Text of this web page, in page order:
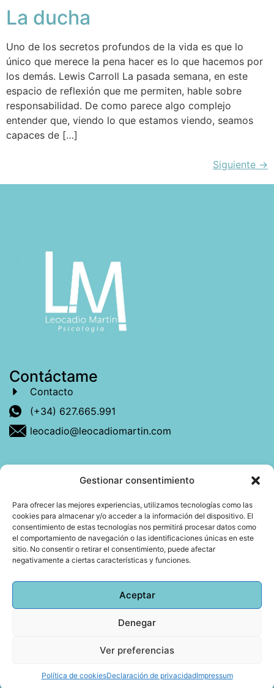
Gestionar consentimiento
Para ofrecer las mejores experiencias, utilizamos tecnologías como las
cookies para almacenar y/o acceder a la información del dispositivo. El
consentimiento de estas tecnologías nos permitirá procesar datos como
el comportamiento de navegación o las identificaciones únicas en este
sitio. No consentir o retirar el consentimiento, puede afectar
negativamente a ciertas características y funciones.
Aceptar
Denegar
Ver preferencias
Política de cookiesDeclaración de privacidadImpressum
La ducha
Uno de los secretos profundos de la vida es que lo
único que merece la pena hacer es lo que hacemos por
los demás. Lewis Carroll La pasada semana, en este
espacio de reflexión que me permiten, hable sobre
responsabilidad. De como parece algo complejo
entender que, viendo lo que estamos viendo, seamos
capaces de […]
Siguiente →
Contáctame
Contacto
(+34) 627.665.991
leocadio@leocadiomartin.com
Descubre más sobre mí
Mi libro: La felicidad: qué ayuda y qué no.
Blog: Reflexiones que conectan
Agendar cita
Leocadio Martín | DiseñoHuub World